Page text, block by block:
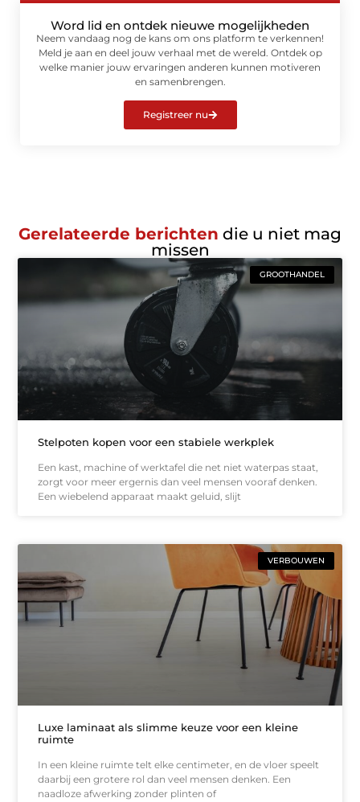
Word lid en ontdek nieuwe mogelijkheden
Neem vandaag nog de kans om ons platform te verkennen!
Meld je aan en deel jouw verhaal met de wereld. Ontdek op
welke manier jouw ervaringen anderen kunnen motiveren
en samenbrengen.
Registreer nu
Gerelateerde berichten die u niet mag
missen
GROOTHANDEL
Stelpoten kopen voor een stabiele werkplek
Een kast, machine of werktafel die net niet waterpas staat,
zorgt voor meer ergernis dan veel mensen vooraf denken.
Een wiebelend apparaat maakt geluid, slijt
VERBOUWEN
Luxe laminaat als slimme keuze voor een kleine
ruimte
In een kleine ruimte telt elke centimeter, en de vloer speelt
daarbij een grotere rol dan veel mensen denken. Een
naadloze afwerking zonder plinten of